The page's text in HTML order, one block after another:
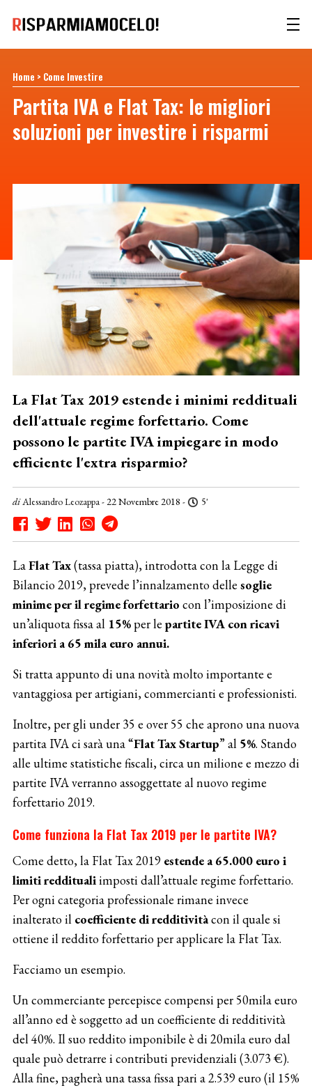
Home > Come Investire
Partita IVA e Flat Tax: le migliori
soluzioni per investire i risparmi
La Flat Tax 2019 estende i minimi reddituali
dell'attuale regime forfettario. Come
possono le partite IVA impiegare in modo
efficiente l'extra risparmio?
diAlessandro Leozappa- 22 Novembre 2018 - 5'
LaFlat Tax(tassa piatta), introdotta con la Legge di
Bilancio 2019, prevede l’innalzamento delle soglie
minime per il regime forfettario con l’imposizione di
un’aliquota fissa al 15%per le partite IVA con ricavi
inferiori a 65 mila euro annui.
Si tratta appunto di una novità molto importante e
vantaggiosa per artigiani, commercianti e professionisti.
Inoltre, per gli under 35 e over 55 che aprono una nuova
partita IVA ci sarà una “Flat Tax Startup” al 5%. Stando
alle ultime statistiche fiscali, circa un milione e mezzo di
partite IVA verranno assoggettate al nuovo regime
forfettario 2019.
Come funziona la Flat Tax 2019 per le partite IVA?
Come detto, la Flat Tax 2019 estende a 65.000 euro i
limiti redditualiimposti dall’attuale regime forfettario.
Per ogni categoria professionale rimane invece
inalterato il coefficiente di redditivitàcon il quale si
ottiene il reddito forfettario per applicare la Flat Tax.
Facciamo un esempio.
Un commerciante percepisce compensi per 50mila euro
all’anno ed è soggetto ad un coefficiente di redditività
del 40%. Il suo reddito imponibile è di 20mila euro dal
quale può detrarre i contributi previdenziali (3.073 €).
Alla fine, pagherà una tassa fissa pari a 2.539 euro (il 15%